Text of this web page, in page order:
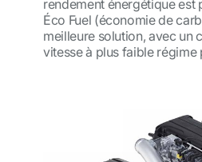
rendement énergétique est
Éco Fuel (économie de
meilleure solution, avec un
vitesse à plus faible régime